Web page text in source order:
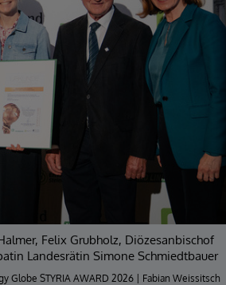
Felix Grubholz, Diözesanbischof
Landesrätin Simone Schmiedtbauer
Globe STYRIA AWARD 2026 | Fabian Weissitsch